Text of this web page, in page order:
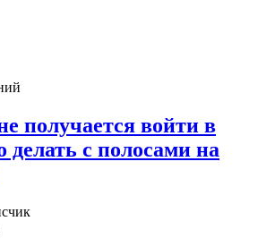
получается войти в
делать с полосами на